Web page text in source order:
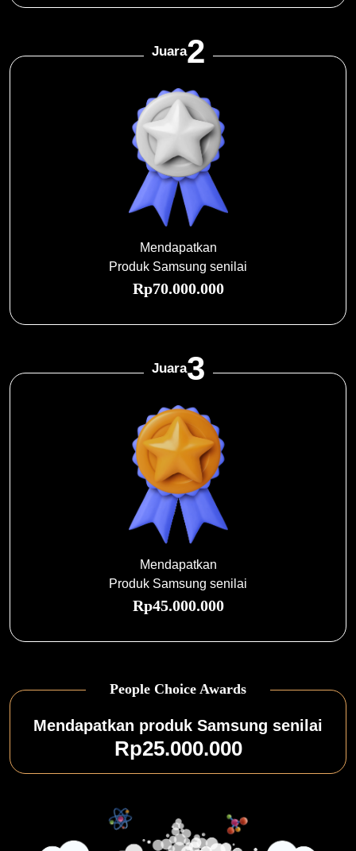
Juara2
Mendapatkan
Produk Samsung senilai
Rp70.000.000
Juara3
Mendapatkan
Produk Samsung senilai
Rp45.000.000
People Choice Awards
Mendapatkan produk Samsung senilai
Rp25.000.000